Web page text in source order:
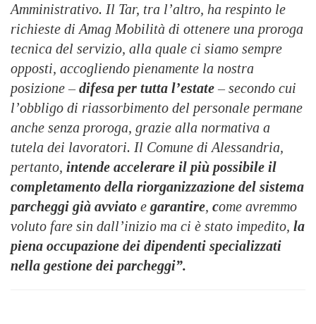
Amministrativo. Il Tar, tra l’altro, ha respinto le
richieste di Amag Mobilità di ottenere una proroga
tecnica del servizio, alla quale ci siamo sempre
opposti, accogliendo pienamente la nostra
posizione – difesa per tutta l’estate– secondo cui
l’obbligo di riassorbimento del personale permane
anche senza proroga, grazie alla normativa a
tutela dei lavoratori. Il Comune di Alessandria,
pertanto, intende accelerare il più possibile il
completamento della riorganizzazione del sistema
parcheggi già avviato e garantire, come avremmo
voluto fare sin dall’inizio ma ci è stato impedito, la
piena occupazione dei dipendenti specializzati
nella gestione dei parcheggi”.